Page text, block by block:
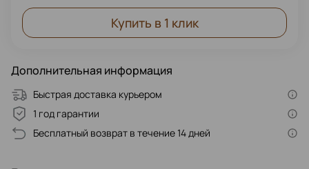
Купить в 1 клик
Дополнительная информация
Быстрая доставка курьером
1 год гарантии
Бесплатный возврат в течение 14 дней